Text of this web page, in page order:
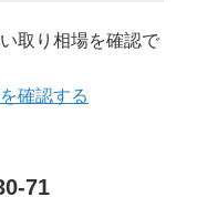
取り相場を確認で
確認する
71